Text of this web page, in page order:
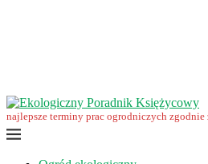
najlepsze terminy prac ogrodniczych zgodnie